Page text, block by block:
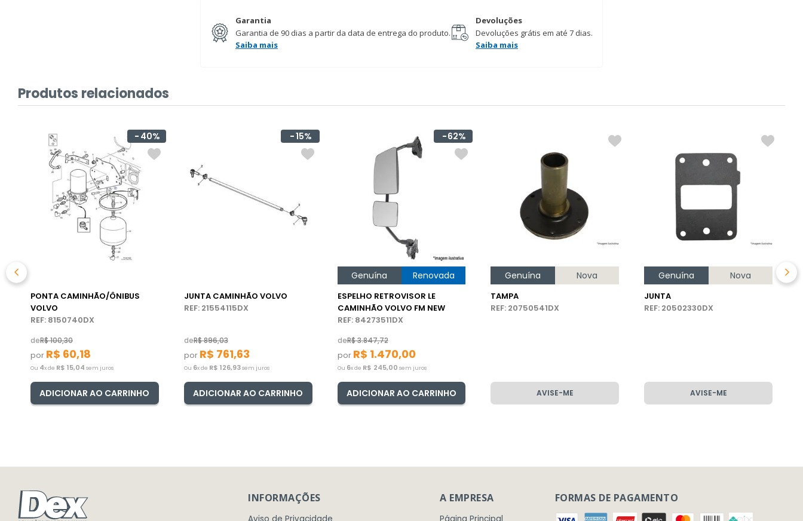
Garantia
Garantia de 90 dias a partir da data de entrega do produto.
Saiba mais
Devoluções
Devoluções grátis em até 7 dias.
Saiba mais
Produtos relacionados
40%
PONTA CAMINHÃO/ÔNIBUS
VOLVO
REF: 8150740DX
deR$100,30
por R$ 60,18
Ou 4x de R$ 15,04 sem juros
ADICIONAR AO CARRINHO
15%
JUNTA CAMINHÃO VOLVO
REF: 21554115DX
deR$896,03
por R$ 761,63
Ou 6x de R$ 126,93sem juros
ADICIONAR AO CARRINHO
62%
Genuína Renovada
ESPELHO RETROVISOR LE
CAMINHÃO VOLVO FM NEW
REF: 84273511DX
deR$3.847,72
por R$ 1.470,00
Ou 6x de R$ 245,00 sem juros
ADICIONAR AO CARRINHO
Genuína Nova
TAMPA
REF: 20750541DX
AVISE-ME
Genuína Nova
JUNTA
REF: 20502330DX
AVISE-ME
INFORMAÇÕES A EMPRESA FORMAS DE PAGAMENTO